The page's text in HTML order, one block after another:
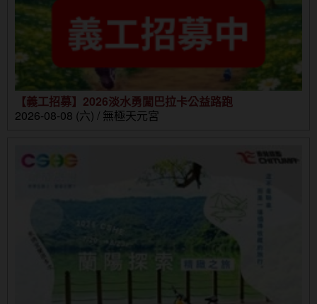
【義工招募】2026淡水勇闖巴拉卡公益路跑
2026-08-08 (六) / 無極天元宮